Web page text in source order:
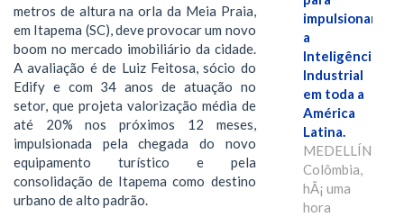
metros de altura na orla da Meia Praia,
em Itapema (SC), deve provocar um novo
boom no mercado imobiliário da cidade.
A avaliação é de Luiz Feitosa, sócio do
Edify e com 34 anos de atuação no
setor, que projeta valorização média de
até 20% nos próximos 12 meses,
impulsionada pela chegada do novo
equipamento turístico e pela
consolidação de Itapema como destino
urbano de alto padrão.
impulsionar
a
Inteligência
Industrial
em toda a
América
Latina.
MEDELLÍN,
Colômbia,
hÃ¡ uma
hora